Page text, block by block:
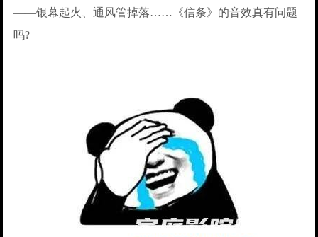
——银幕起火、通风管掉落……《信条》的音效真有问题
吗?